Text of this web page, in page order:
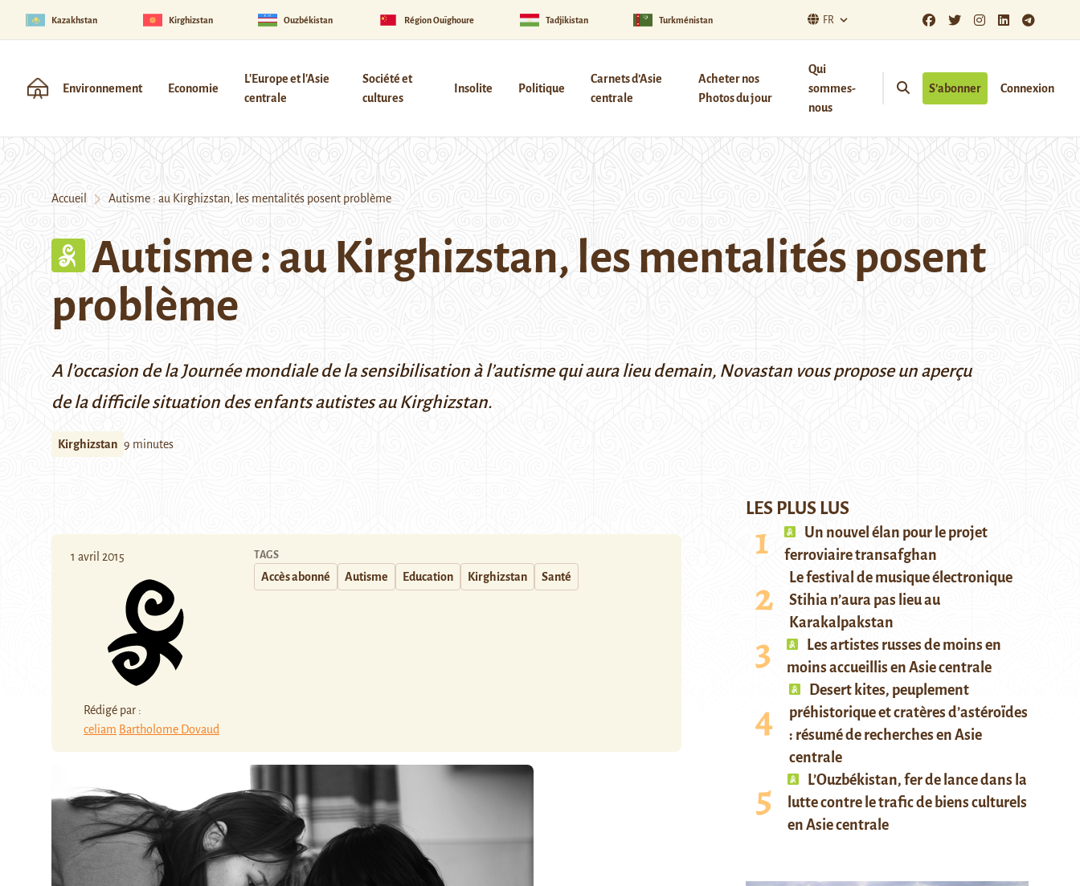
Kazakhstan Kirghizstan Ouzbékistan Région Ouïghoure Tadjikistan Turkménistan FR
Environnement Economie
L'Europe et l'Asie
centrale
Société et
cultures
Insolite Politique
Carnets d’Asie
centrale
Acheter nos
Photos du jour
Qui
sommes-
nous
S’abonner Connexion
Accueil Autisme : au Kirghizstan, les mentalités posent problème
Autisme : au Kirghizstan, les mentalités posent
problème
A l’occasion de la Journée mondiale de la sensibilisation à l’autismequi aura lieu demain, Novastan vous propose un aperçu
de la difficile situation des enfants autistes au Kirghizstan.
Kirghizstan 9 minutes
1 avril 2015
Rédigé par :
celiam Bartholome Dovaud
TAGS
Accès abonné Autisme Education Kirghizstan Santé
LES PLUS LUS
Un nouvel élan pour le projet
ferroviaire transafghan
Le festival de musique électronique
Stihia n’aura pas lieu au
Karakalpakstan
Les artistes russes de moins en
moins accueillis en Asie centrale
Desert kites, peuplement
préhistorique et cratères d’astéroïdes
: résumé de recherches en Asie
centrale
L’Ouzbékistan, fer de lance dans la
lutte contre le trafic de biens culturels
en Asie centrale